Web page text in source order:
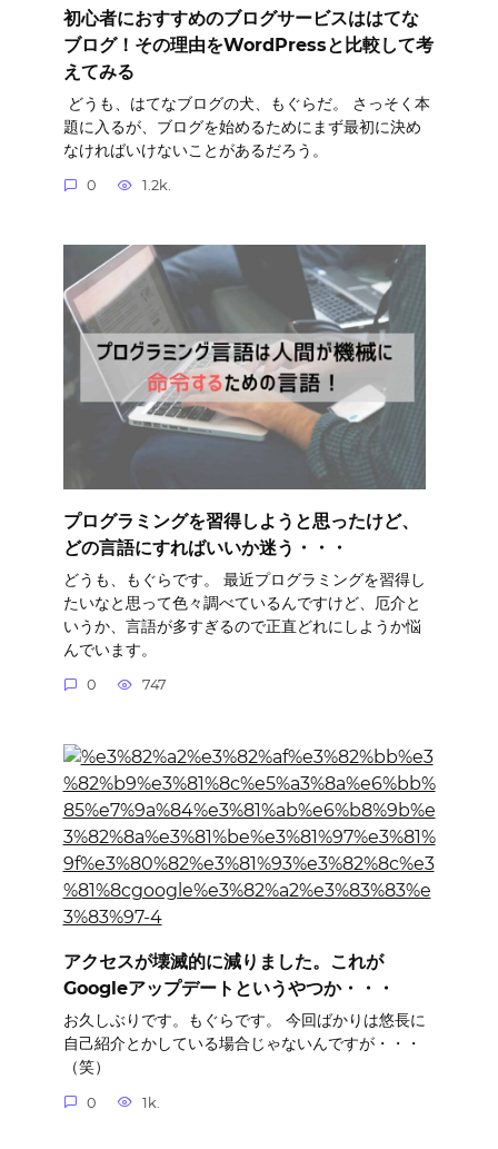
初心者におすすめのブログサービスははてな
ブログ！その理由をWordPressと比較して考
えてみる
どうも、はてなブログの犬、もぐらだ。 さっそく本
題に入るが、ブログを始めるためにまず最初に決め
なければいけないことがあるだろう。
0 1.2k.
プログラミングを習得しようと思ったけど、
どの言語にすればいいか迷う・・・
どうも、もぐらです。 最近プログラミングを習得し
たいなと思って色々調べているんですけど、厄介と
いうか、言語が多すぎるので正直どれにしようか悩
んでいます。
0 747
アクセスが壊滅的に減りました。これが
Googleアップデートというやつか・・・
お久しぶりです。もぐらです。 今回ばかりは悠長に
自己紹介とかしている場合じゃないんですが・・・
（笑）
0 1k.